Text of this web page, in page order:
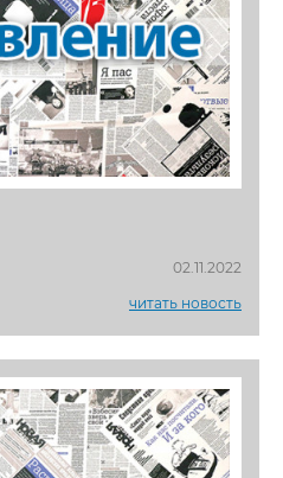
02.11.2022
читать новость